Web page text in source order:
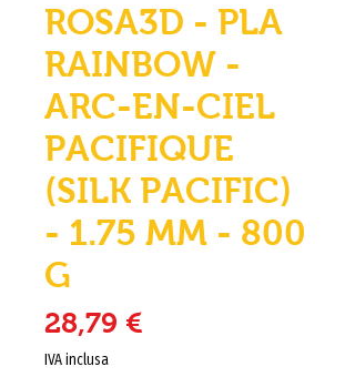
ROSA3D - PLA
RAINBOW -
ARC-EN-CIEL
PACIFIQUE
(SILK PACIFIC)
- 1.75 MM - 800
G
28,79 €
IVA inclusa